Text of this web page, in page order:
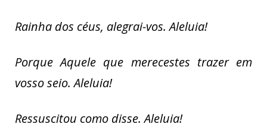
Rainha dos céus, alegrai-vos. Aleluia!
Porque Aquele que merecestes trazer em
vosso seio. Aleluia!
Ressuscitou como disse. Aleluia!